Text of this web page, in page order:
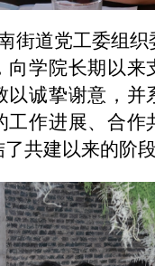
街道党工委组织
向学院长期以来
以诚挚谢意，并
工作进展、合作
共建以来的阶段